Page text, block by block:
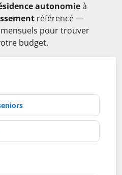
autonomieà
référencé —
pour trouver
budget.